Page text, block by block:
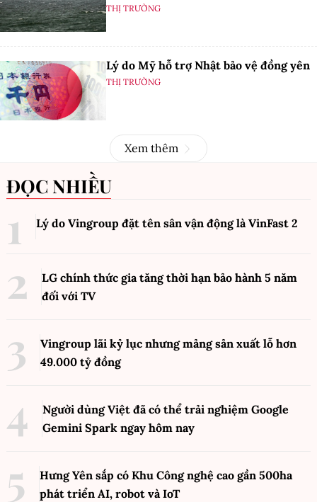
THỊ TRƯỜNG
Lý do Mỹ hỗ trợ Nhật bảo vệ đồng yên
THỊ TRƯỜNG
Xem thêm
ĐỌC NHIỀU
Lý do Vingroup đặt tên sân vận động là VinFast 2
LG chính thức gia tăng thời hạn bảo hành 5 năm
đối với TV
Vingroup lãi kỷ lục nhưng mảng sản xuất lỗ hơn
49.000 tỷ đồng
Người dùng Việt đã có thể trải nghiệm Google
Gemini Spark ngay hôm nay
Hưng Yên sắp có Khu Công nghệ cao gần 500ha
phát triển AI, robot và IoT